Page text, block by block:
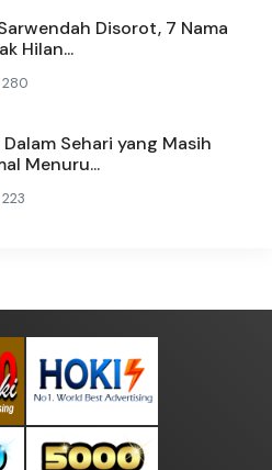
Disorot, 7 Nama
Hilan...
280
Sehari yang Masih
Menuru...
223